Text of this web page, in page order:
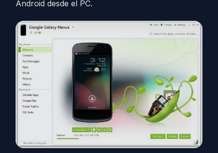
Android desde el PC.